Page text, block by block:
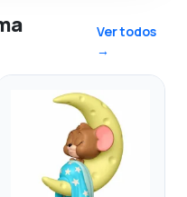
Ver todos
→